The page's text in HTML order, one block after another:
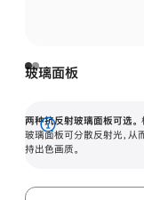
玻璃面板
两种抗反射玻璃面板可选。
玻璃面板可分散反射光，从
持出色画质。
展
开